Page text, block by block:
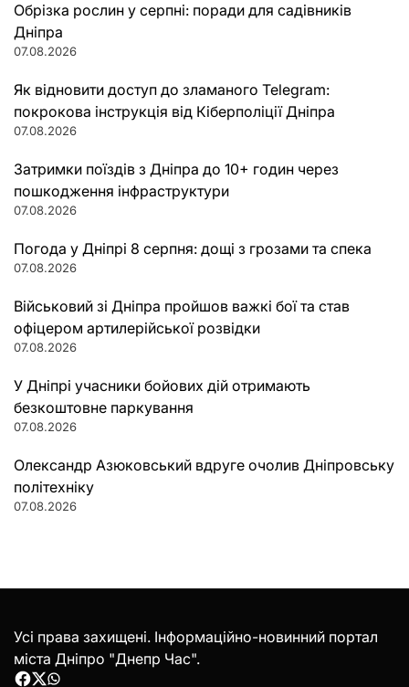
Обрізка рослин у серпні: поради для садівників
Дніпра
07.08.2026
Як відновити доступ до зламаного Telegram:
покрокова інструкція від Кіберполіції Дніпра
07.08.2026
Затримки поїздів з Дніпра до 10+ годин через
пошкодження інфраструктури
07.08.2026
Погода у Дніпрі 8 серпня: дощі з грозами та спека
07.08.2026
Військовий зі Дніпра пройшов важкі бої та став
офіцером артилерійської розвідки
07.08.2026
У Дніпрі учасники бойових дій отримають
безкоштовне паркування
07.08.2026
Олександр Азюковський вдруге очолив Дніпровську
політехніку
07.08.2026
Усі права захищені. Інформаційно-новинний портал
міста Дніпро "Днепр Час".